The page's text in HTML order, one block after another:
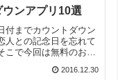
ンアプリ10選
付までカウントダウン
人との記念日を忘れて
こで今回は無料のおす
2016.12.30